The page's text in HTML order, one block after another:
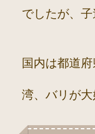
でしたが、
国内は都道
湾、バリが大